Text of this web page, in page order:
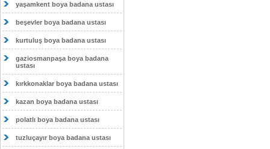
yaşamkent boya badana ustası
beşevler boya badana ustası
kurtuluş boya badana ustası
gaziosmanpaşa boya badana
ustası
kırkkonaklar boya badana ustası
kazan boya badana ustası
polatlı boya badana ustası
tuzluçayır boya badana ustası